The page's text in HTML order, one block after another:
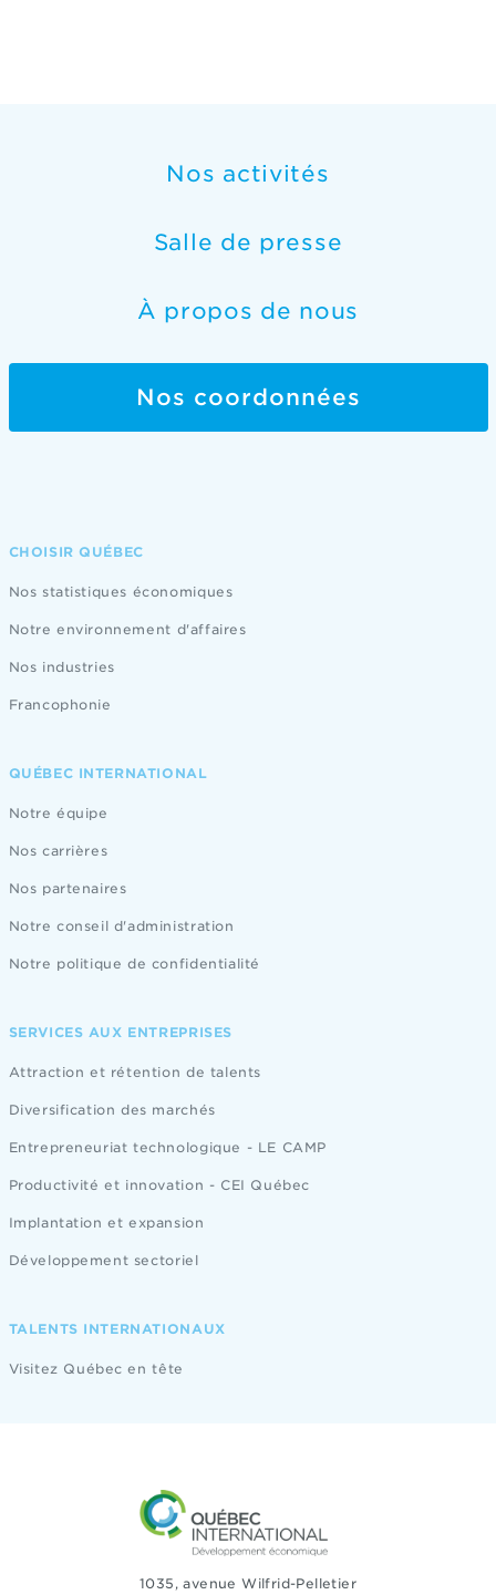
Nos activités
Salle de presse
À propos de nous
Nos coordonnées
CHOISIR QUÉBEC
Nos statistiques économiques
Notre environnement d'affaires
Nos industries
Francophonie
QUÉBEC INTERNATIONAL
Notre équipe
Nos carrières
Nos partenaires
Notre conseil d'administration
Notre politique de confidentialité
SERVICES AUX ENTREPRISES
Attraction et rétention de talents
Diversification des marchés
Entrepreneuriat technologique - LE CAMP
Productivité et innovation - CEI Québec
Implantation et expansion
Développement sectoriel
TALENTS INTERNATIONAUX
Visitez Québec en tête
1035, avenue Wilfrid-Pelletier